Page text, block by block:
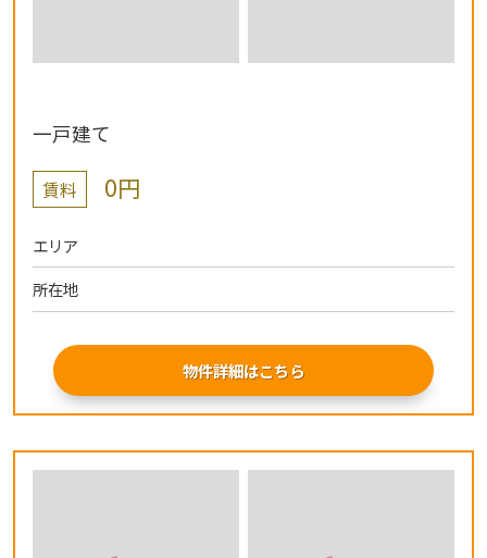
一戸建て
賃料 0円
エリア
所在地
物件詳細はこちら